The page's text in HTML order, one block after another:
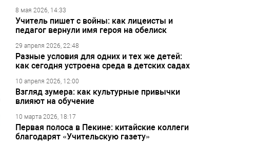
8 мая 2026, 14:33
Учитель пишет с войны: как лицеисты и
педагог вернули имя героя на обелиск
29 апреля 2026, 22:48
Разные условия для одних и тех же детей:
как сегодня устроена среда в детских садах
10 апреля 2026, 12:00
Взгляд зумера: как культурные привычки
влияют на обучение
10 марта 2026, 18:17
Первая полоса в Пекине: китайские коллеги
благодарят «Учительскую газету»